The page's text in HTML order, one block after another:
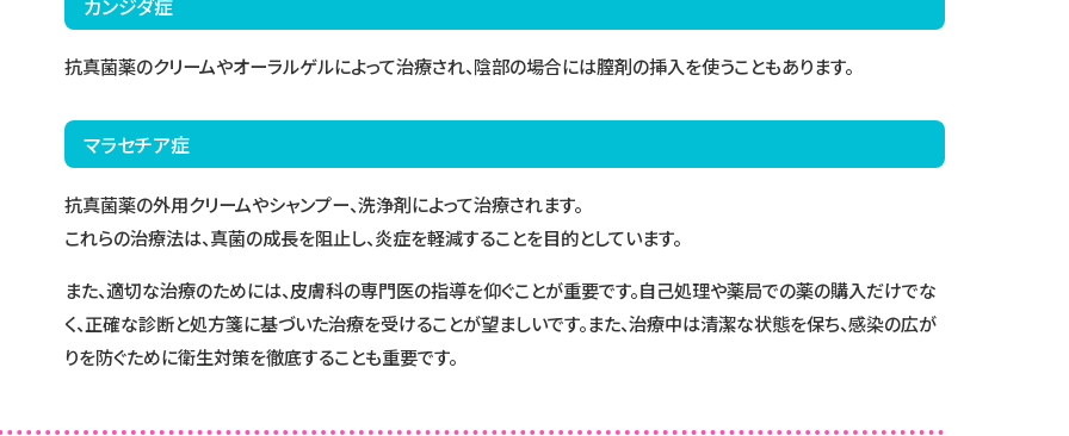
カンジダ症
抗真菌薬のクリームやオーラルゲルによって治療され、陰部の場合には膣剤の挿入を使うこともあります。
マラセチア症
抗真菌薬の外用クリームやシャンプー、洗浄剤によって治療されます。
これらの治療法は、真菌の成長を阻止し、炎症を軽減することを目的としています。
また、適切な治療のためには、皮膚科の専門医の指導を仰ぐことが重要です。自己処理や薬局での薬の購入だけでな
く、正確な診断と処方箋に基づいた治療を受けることが望ましいです。また、治療中は清潔な状態を保ち、感染の広が
りを防ぐために衛生対策を徹底することも重要です。